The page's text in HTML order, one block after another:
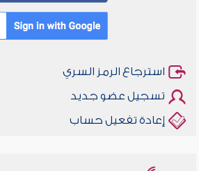
استرجاع الرمز السري
تسجيل عضو جديد
إعادة تفعيل حساب